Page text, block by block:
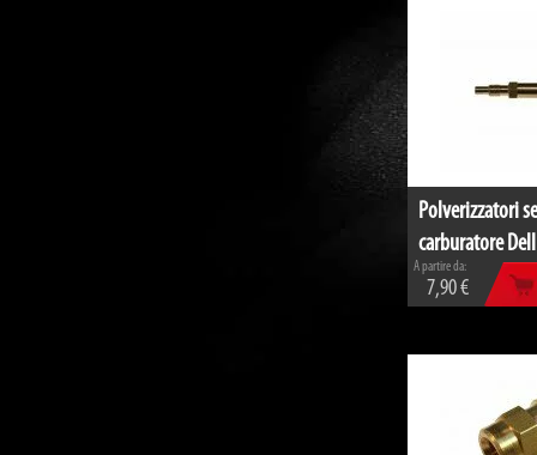
Polverizzatori
carburatore
A partire da:
7,90 €